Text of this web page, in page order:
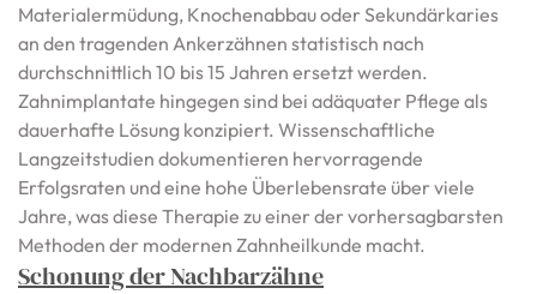
Materialermüdung, Knochenabbau oder Sekundärkaries
an den tragenden Ankerzähnen statistisch nach
durchschnittlich 10 bis 15 Jahren ersetzt werden.
Zahnimplantate hingegen sind bei adäquater Pflege als
dauerhafte Lösung konzipiert. Wissenschaftliche
Langzeitstudien dokumentieren hervorragende
Erfolgsraten und eine hohe Überlebensrate über viele
Jahre, was diese Therapie zu einer der vorhersagbarsten
Methoden der modernen Zahnheilkunde macht.
Schonung der Nachbarzähne